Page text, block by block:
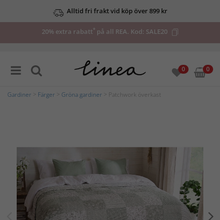
Alltid fri frakt vid köp över 899 kr
20% extra rabatt*på all REA. Kod: SALE20
0 0
Gardiner Färger Gröna gardiner > Patchwork överkast